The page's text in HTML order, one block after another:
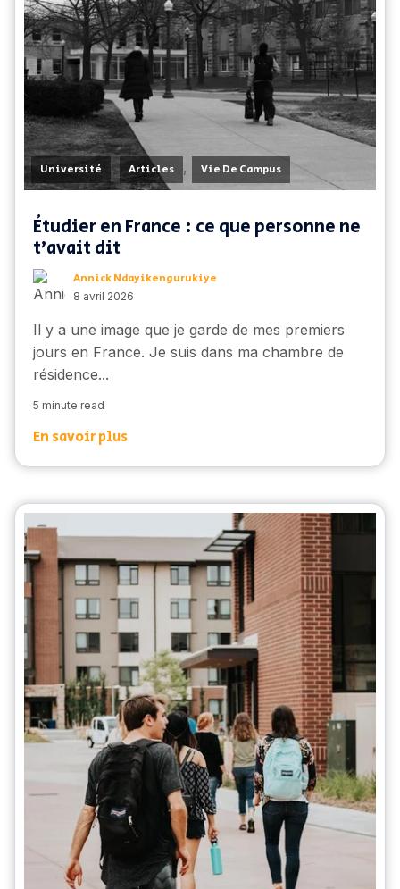
Université , Articles , Vie De Campus
Étudier en France : ce que personne ne
t'avait dit
Annick Ndayikengurukiye
8 avril 2026
Il y a une image que je garde de mes premiers
jours en France. Je suis dans ma chambre de
résidence...
5 minute read
En savoir plus